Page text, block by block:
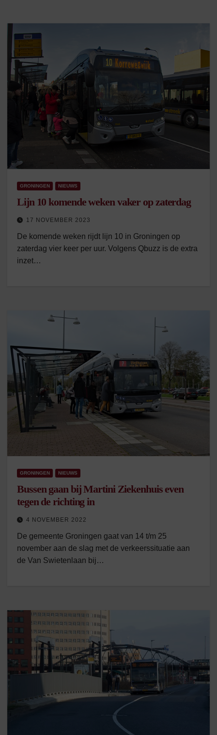
GRONINGEN NIEUWS
Lijn 10 komende weken vaker op zaterdag
17 NOVEMBER 2023
De komende weken rijdt lijn 10 in Groningen op
zaterdag vier keer per uur. Volgens Qbuzz is de extra
inzet…
GRONINGEN NIEUWS
Bussen gaan bij Martini Ziekenhuis even
tegen de richting in
4 NOVEMBER 2022
De gemeente Groningen gaat van 14 t/m 25
november aan de slag met de verkeerssituatie aan
de Van Swietenlaan bij…